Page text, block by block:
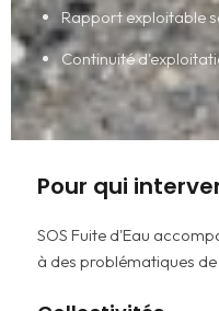
Rapport exploitable
Continuité
Pour qui
SOS Fuite d'Eau
à des problématiques de